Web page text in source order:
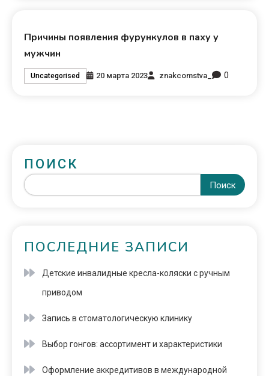
Причины появления фурункулов в паху у
мужчин
Uncategorised 20 марта 2023 znakcomstva_ 0
ПОИСК
Поиск
ПОСЛЕДНИЕ ЗАПИСИ
Детские инвалидные кресла-коляски с ручным
приводом
Запись в стоматологическую клинику
Выбор гонгов: ассортимент и характеристики
Оформление аккредитивов в международной